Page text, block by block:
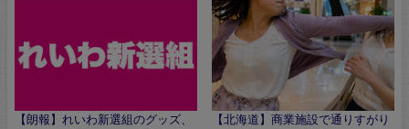
【朗報】れいわ新選組のグッズ、
【北海道】商業施設で通りすがり